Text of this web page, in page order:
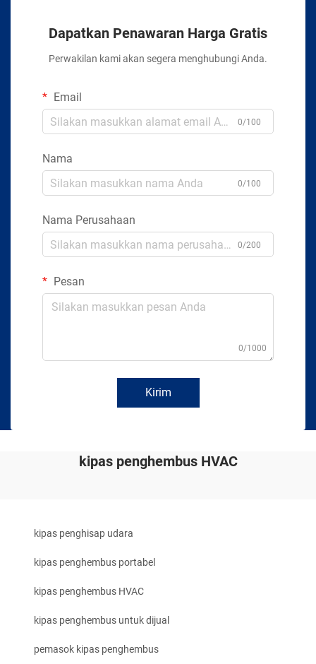
Dapatkan Penawaran Harga Gratis
Perwakilan kami akan segera menghubungi Anda.
Email
0/100
Nama
0/100
Nama Perusahaan
0/200
Pesan
0/1000
Kirim
kipas penghembus HVAC
kipas penghisap udara
kipas penghembus portabel
kipas penghembus HVAC
kipas penghembus untuk dijual
pemasok kipas penghembus